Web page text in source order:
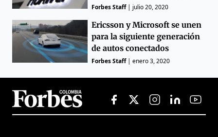
Forbes Staff| julio 20, 2020
Ericsson y Microsoft se unen
para la siguiente generación
de autos conectados
Forbes Staff|enero 3, 2020